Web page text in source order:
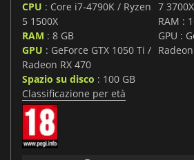
CPU : Core i7-4790K / Ryzen
5 1500X
RAM : 8 GB
GPU : GeForce GTX 1050 Ti /
Radeon RX 470
Spazio su disco : 100 GB
7 3700X
RAM :
GPU :
Classificazione per età